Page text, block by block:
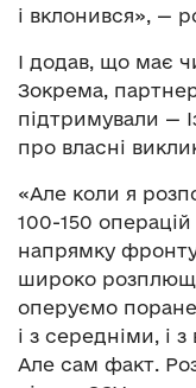
і вклонився», —
І додав, що має
Зокрема,
підтримували —
про власні
«Але коли я
100-150
напрямку
широко
оперуємо
і з середніми, і
Але сам факт.